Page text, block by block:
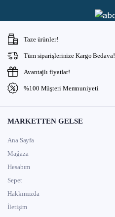
Taze ürünler!
Tüm siparişlerinize Kargo Bedava!
Avantajlı fiyatlar!
%100 Müşteri Memnuniyeti
MARKETTEN GELSE
Ana Sayfa
Mağaza
Hesabım
Sepet
Hakkımızda
İletişim